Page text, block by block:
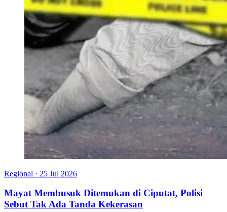
Regional · 25 Jul 2026
Mayat Membusuk Ditemukan di Ciputat, Polisi
Sebut Tak Ada Tanda Kekerasan